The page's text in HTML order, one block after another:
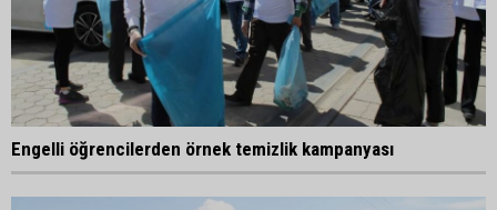
Engelli öğrencilerden örnek temizlik kampanyası